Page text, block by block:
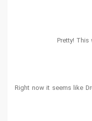
Pretty!
Right now it seems like